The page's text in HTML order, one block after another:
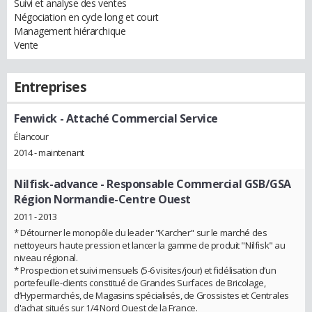
Suivi et analyse des ventes
Négociation en cycle long et court
Management hiérarchique
Vente
Entreprises
Fenwick - Attaché Commercial Service
Élancour
2014 - maintenant
Nilfisk-advance - Responsable Commercial GSB/GSA
Région Normandie-Centre Ouest
2011 - 2013
* Détourner le monopôle du leader "Karcher" sur le marché des
nettoyeurs haute pression et lancer la gamme de produit "Nilfisk" au
niveau régional.
* Prospection et suivi mensuels (5-6 visites/jour) et fidélisation d’un
portefeuille-clients constitué de Grandes Surfaces de Bricolage,
d’Hypermarchés, de Magasins spécialisés, de Grossistes et Centrales
d'achat situés sur 1/4 Nord Ouest de la France.